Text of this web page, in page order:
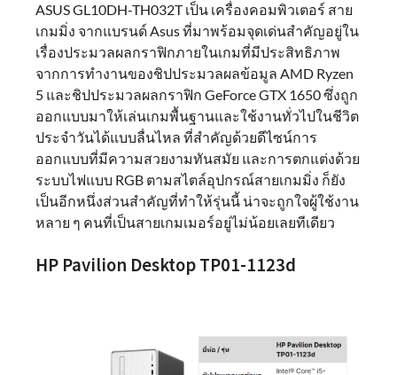
ASUS GL10DH-TH032T เป็น เครื่องคอมพิวเตอร์ สาย
เกมมิ่ง จากแบรนด์ Asus ที่มาพร้อมจุดเด่นสำคัญอยู่ใน
เรื่องประมวลผลกราฟิกภายในเกมที่มีประสิทธิภาพ
จากการทำงานของชิปประมวลผลข้อมูล AMD Ryzen
5 และชิปประมวลผลกราฟิก GeForce GTX 1650 ซึ่งถูก
ออกแบบมาให้เล่นเกมพื้นฐานและใช้งานทั่วไปในชีวิต
ประจำวันได้แบบลื่นไหล ที่สำคัญด้วยดีไซน์การ
ออกแบบที่มีความสวยงามทันสมัย และการตกแต่งด้วย
ระบบไฟแบบ RGB ตามสไตล์อุปกรณ์สายเกมมิ่ง ก็ยัง
เป็นอีกหนึ่งส่วนสำคัญที่ทำให้รุ่นนี้ น่าจะถูกใจผู้ใช้งาน
หลาย ๆ คนที่เป็นสายเกมเมอร์อยู่ไม่น้อยเลยทีเดียว
HP Pavilion Desktop TP01-1123d